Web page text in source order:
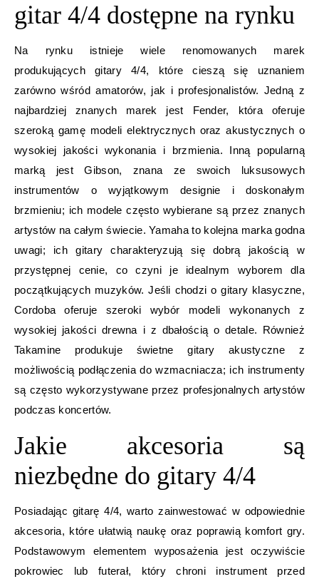
gitar 4/4 dostępne na rynku
Na rynku istnieje wiele renomowanych marek
produkujących gitary 4/4, które cieszą się uznaniem
zarówno wśród amatorów, jak i profesjonalistów. Jedną z
najbardziej znanych marek jest Fender, która oferuje
szeroką gamę modeli elektrycznych oraz akustycznych o
wysokiej jakości wykonania i brzmienia. Inną popularną
marką jest Gibson, znana ze swoich luksusowych
instrumentów o wyjątkowym designie i doskonałym
brzmieniu; ich modele często wybierane są przez znanych
artystów na całym świecie. Yamaha to kolejna marka godna
uwagi; ich gitary charakteryzują się dobrą jakością w
przystępnej cenie, co czyni je idealnym wyborem dla
początkujących muzyków. Jeśli chodzi o gitary klasyczne,
Cordoba oferuje szeroki wybór modeli wykonanych z
wysokiej jakości drewna i z dbałością o detale. Również
Takamine produkuje świetne gitary akustyczne z
możliwością podłączenia do wzmacniacza; ich instrumenty
są często wykorzystywane przez profesjonalnych artystów
podczas koncertów.
Jakie akcesoria są
niezbędne do gitary 4/4
Posiadając gitarę 4/4, warto zainwestować w odpowiednie
akcesoria, które ułatwią naukę oraz poprawią komfort gry.
Podstawowym elementem wyposażenia jest oczywiście
pokrowiec lub futerał, który chroni instrument przed